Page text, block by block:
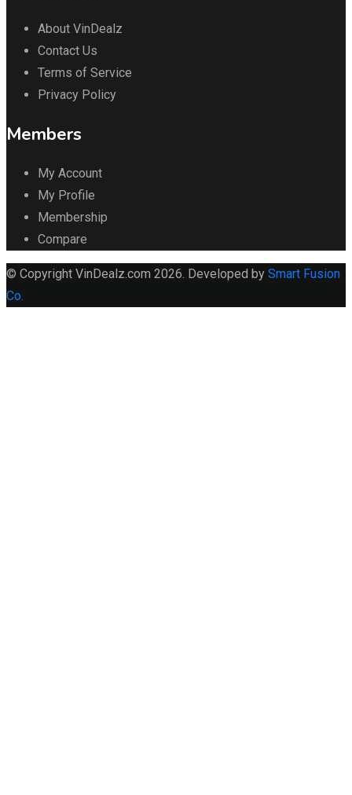
About VinDealz
Contact Us
Terms of Service
Privacy Policy
Members
My Account
My Profile
Membership
Compare
© Copyright VinDealz.com 2026. Developed by Smart Fusion
Co.